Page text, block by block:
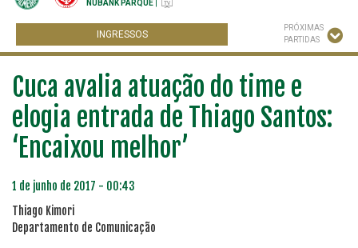
NUBANK PARQUE
INGRESSOS
PRÓXIMAS
PARTIDAS
Cuca avalia atuação do time e
elogia entrada de Thiago Santos:
‘Encaixou melhor’
1 de junho de 2017 - 00:43
Thiago Kimori
Departamento de Comunicação